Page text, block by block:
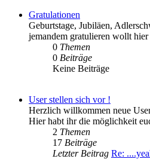
Gratulationen
Geburtstage, Jubiläen,
jemandem gratulieren wollt hier
0 Themen
0 Beiträge
Keine Beiträge
User stellen sich vor !
Herzlich willkommen neue
Hier habt ihr die möglichkeit
2 Themen
17 Beiträge
Letzter Beitrag Re: